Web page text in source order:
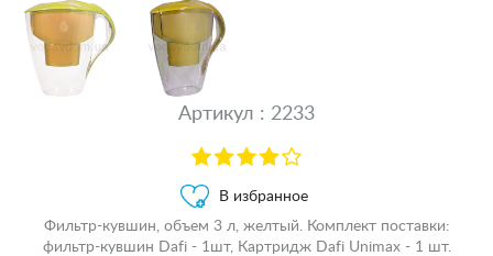
Артикул : 2233
В избранное
Фильтр-кувшин, объем 3 л, желтый. Комплект поставки:
фильтр-кувшин Dafi - 1шт, Картридж Dafi Unimax - 1 шт.